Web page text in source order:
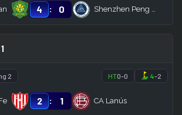
4 : 0 Shenzhen Peng City
2 HT0-0 4-2
2 : 1 CA Lanús